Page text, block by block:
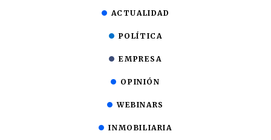
ACTUALIDAD
POLÍTICA
EMPRESA
OPINIÓN
WEBINARS
INMOBILIARIA